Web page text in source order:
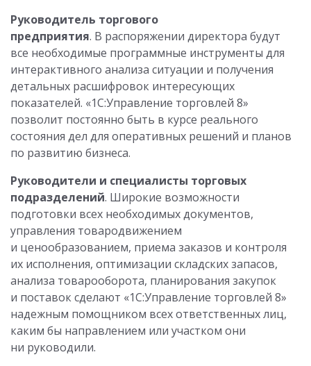
Руководитель торгового
предприятия. В распоряжении директора будут
все необходимые программные инструменты для
интерактивного анализа ситуации и получения
детальных расшифровок интересующих
показателей. «1С:Управление торговлей 8»
позволит постоянно быть в курсе реального
состояния дел для оперативных решений и планов
по развитию бизнеса.
Руководители и специалисты торговых
подразделений. Широкие возможности
подготовки всех необходимых документов,
управления товародвижением
и ценообразованием, приема заказов и контроля
их исполнения, оптимизации складских запасов,
анализа товарооборота, планирования закупок
и поставок сделают «1С:Управление торговлей 8»
надежным помощником всех ответственных лиц,
каким бы направлением или участком они
ни руководили.